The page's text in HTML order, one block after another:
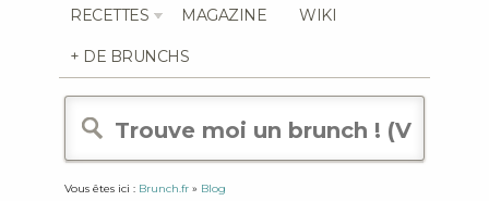
RECETTES MAGAZINE WIKI
+ DE BRUNCHS
Vous êtes ici : Brunch.fr » Blog